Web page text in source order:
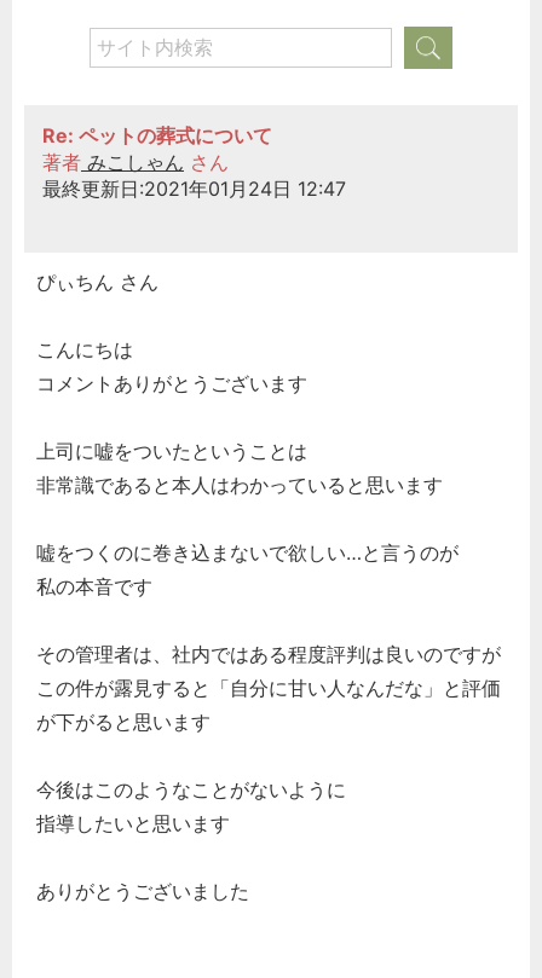
Re: ペットの葬式について
著者 みこしゃん さん
最終更新日:2021年01月24日 12:47
ぴぃちん さん
こんにちは
コメントありがとうございます
上司に嘘をついたということは
非常識であると本人はわかっていると思います
嘘をつくのに巻き込まないで欲しい…と言うのが
私の本音です
その管理者は、社内ではある程度評判は良いのですが
この件が露見すると「自分に甘い人なんだな」と評価
が下がると思います
今後はこのようなことがないように
指導したいと思います
ありがとうございました
どのカテゴリーに投稿しますか？
労務管理